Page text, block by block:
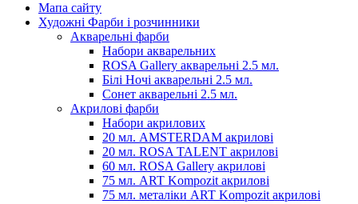
Мапа сайту
Художні Фарби і розчинники
Акварельні фарби
Набори акварельних
ROSA Gallery акварельні 2.5 мл.
Білі Ночі акварельні 2.5 мл.
Сонет акварельні 2.5 мл.
Акрилові фарби
Набори акрилових
20 мл. AMSTERDAM акрилові
20 мл. ROSA TALENT акрилові
60 мл. ROSA Gallery акрилові
75 мл. ART Kompozit акрилові
75 мл. металіки ART Kompozit акрилові